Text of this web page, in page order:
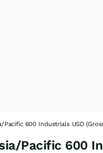
Pacific 600 Industrials USD
Pacific 600